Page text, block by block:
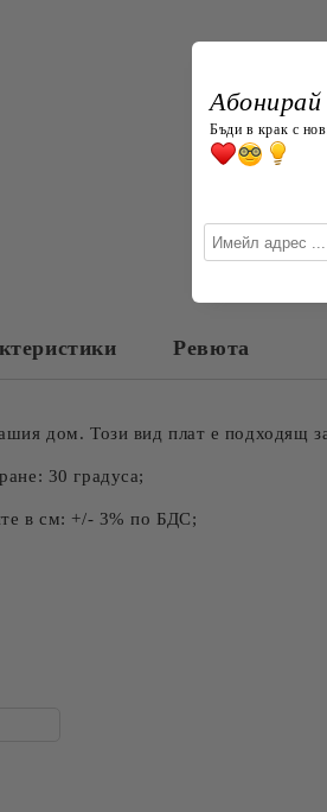
Ревюта
дом. Този вид плат е подходящ
30 градуса;
в см: +/- 3% по БДС;
Бъди в крак с